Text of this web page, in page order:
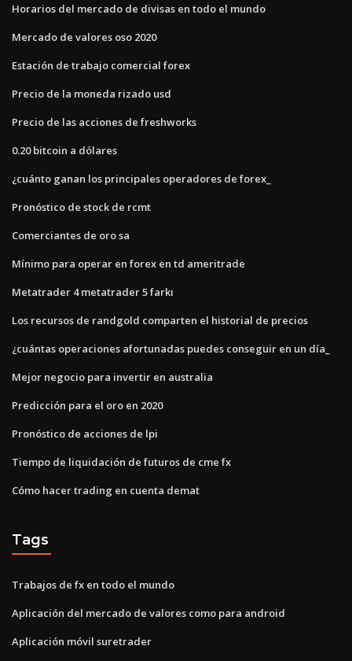
Horarios del mercado de divisas en todo el mundo
Mercado de valores oso 2020
Estación de trabajo comercial forex
Precio de la moneda rizado usd
Precio de las acciones de freshworks
0.20 bitcoin a dólares
¿cuánto ganan los principales operadores de forex_
Pronóstico de stock de rcmt
Comerciantes de oro sa
Mínimo para operar en forex en td ameritrade
Metatrader 4 metatrader 5 farkı
Los recursos de randgold comparten el historial de precios
¿cuántas operaciones afortunadas puedes conseguir en un día_
Mejor negocio para invertir en australia
Predicción para el oro en 2020
Pronóstico de acciones de lpi
Tiempo de liquidación de futuros de cme fx
Cómo hacer trading en cuenta demat
Tags
Trabajos de fx en todo el mundo
Aplicación del mercado de valores como para android
Aplicación móvil suretrader